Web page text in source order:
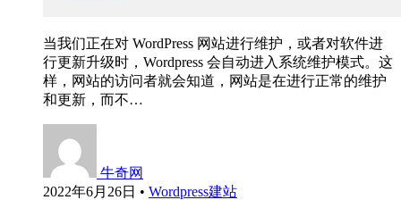
当我们正在对 WordPress 网站进行维护，或者对软件进
行更新升级时，Wordpress 会自动进入系统维护模式。这
样，网站的访问者就会知道，网站是在进行正常的维护
和更新，而不…
牛奇网
2022年6月26日 • Wordpress建站